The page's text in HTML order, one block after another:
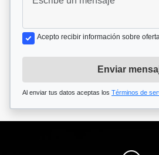
Acepto recibir información sobre
Enviar
Al enviar tus datos aceptas los Términos de